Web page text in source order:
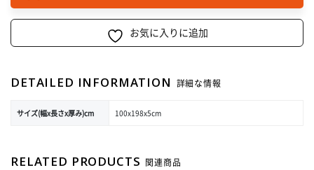
お気に入りに追加
DETAILED INFORMATION 詳細な情報
サイズ(幅x長さx厚み)cm 100x198x5cm
RELATED PRODUCTS 関連商品